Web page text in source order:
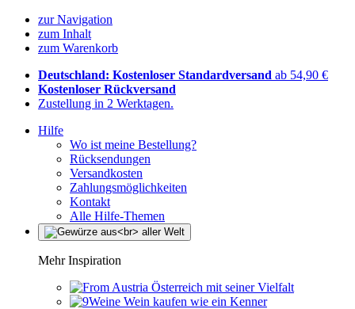
zur Navigation
zum Inhalt
zum Warenkorb
Deutschland: Kostenloser Standardversand ab 54,90 €
Kostenloser Rückversand
Zustellung in 2 Werktagen.
Hilfe
Wo ist meine Bestellung?
Rücksendungen
Versandkosten
Zahlungsmöglichkeiten
Kontakt
Alle Hilfe-Themen
Mehr Inspiration
Österreich mit seiner Vielfalt
Wein kaufen wie ein Kenner